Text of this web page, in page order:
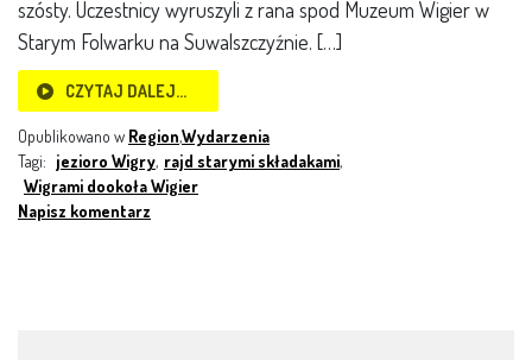
szósty. Uczestnicy wyruszyli z rana spod Muzeum Wigier w
Starym Folwarku na Suwalszczyźnie. […]
CZYTAJ DALEJ…
Opublikowano w Region,Wydarzenia
Tagi: jezioro Wigry, rajd starymi składakami,
Wigrami dookoła Wigier
Napisz komentarz